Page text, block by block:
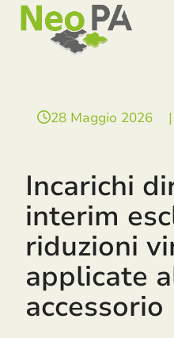
SkipOpen
mobile
menu
Close
mobile
menu
28 Maggio 2026 |
Incarichi
interim
riduzioni
applicate
accessorio